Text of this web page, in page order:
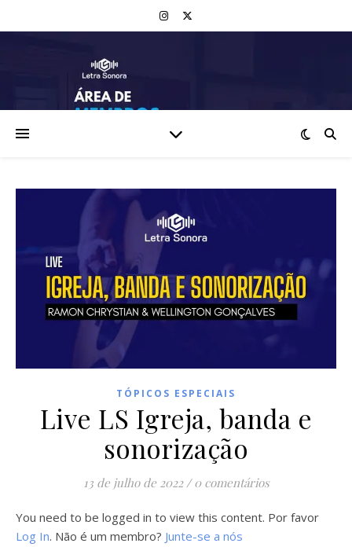
TÓPICOS ESPECIAIS
Live LS Igreja, banda e
sonorização
13 de julho de 2022 / 0 comentários
You need to be logged in to view this content. Por favor
Log In. Não é um membro? Junte-se a nós